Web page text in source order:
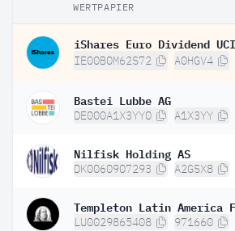
WERTPAPIER
iShares Euro Dividend
IE00B0M62S72 A0HGV4
Bastei Lubbe AG
DE000A1X3YY0 A1X3YY
Nilfisk Holding AS
DK0060907293 A2GSX8
Templeton Latin America
LU0029865408 971660